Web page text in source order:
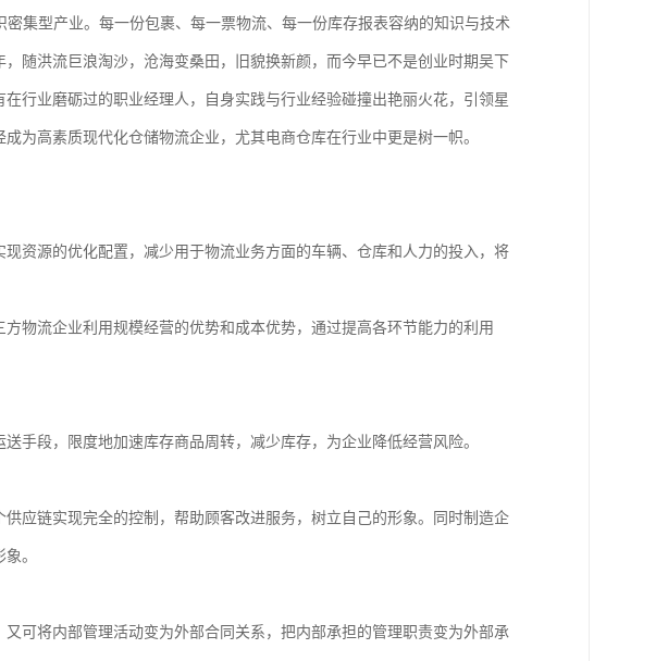
集型产业。每一份包裹、每一票物流、每一份库存报表容纳的知识与技术
随洪流巨浪淘沙，沧海变桑田，旧貌换新颜，而今早已不是创业时期吴下
行业磨砺过的职业经理人，自身实践与行业经验碰撞出艳丽火花，引领星
为高素质现代化仓储物流企业，尤其电商仓库在行业中更是树一帜。
资源的优化配置，减少用于物流业务方面的车辆、仓库和人力的投入，将
物流企业利用规模经营的优势和成本优势，通过提高各环节能力的利用
手段，限度地加速库存商品周转，减少库存，为企业降低经营风险。
应链实现完全的控制，帮助顾客改进服务，树立自己的形象。同时制造企
。
可将内部管理活动变为外部合同关系，把内部承担的管理职责变为外部承